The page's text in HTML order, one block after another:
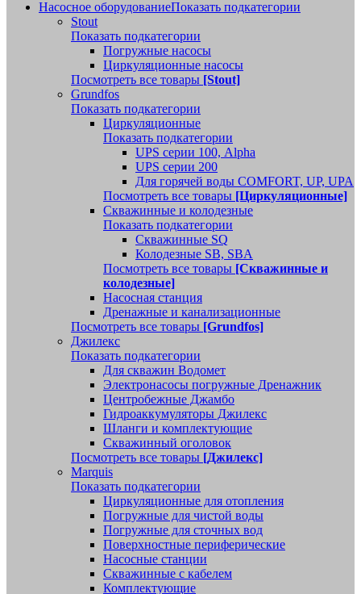
Насосное оборудованиеПоказать подкатегории
Stout
Показать подкатегории
Погружные насосы
Циркуляционные насосы
Посмотреть все товары [Stout]
Grundfos
Показать подкатегории
Циркуляционные
Показать подкатегории
UPS серии 100, Alpha
UPS серии 200
Для горячей воды COMFORT, UP, UPA
Посмотреть все товары [Циркуляционные]
Скважинные и колодезные
Показать подкатегории
Скважинные SQ
Колодезные SB, SBA
Посмотреть все товары [Скважинные и
колодезные]
Насосная станция
Дренажные и канализационные
Посмотреть все товары [Grundfos]
Джилекс
Показать подкатегории
Для скважин Водомет
Электронасосы погружные Дренажник
Центробежные Джамбо
Гидроаккумуляторы Джилекс
Шланги и комплектующие
Скважинный оголовок
Посмотреть все товары [Джилекс]
Marquis
Показать подкатегории
Циркуляционные для отопления
Погружные для чистой воды
Погружные для сточных вод
Поверхностные периферические
Насосные станции
Скважинные с кабелем
Комплектующие